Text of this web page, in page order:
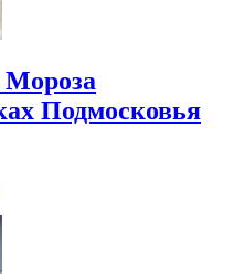
Мороза
Подмосковья